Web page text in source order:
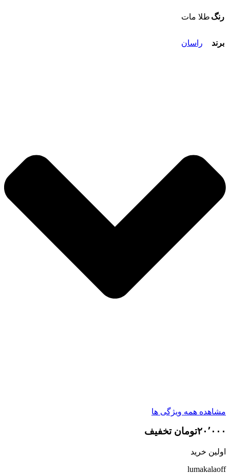
رنگ طلا مات
برند راسان
مشاهده همه ویژگی ها
۲۰٬۰۰۰تومان تخفیف
اولین خرید
lumakalaoff